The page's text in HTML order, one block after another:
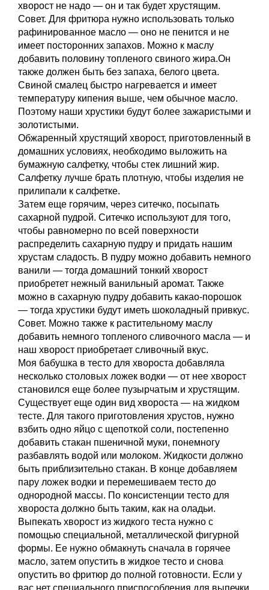
хворост не надо — он и так будет хрустящим.
Совет. Для фритюра нужно использовать только
рафинированное масло — оно не пенится и не
имеет посторонних запахов. Можно к маслу
добавить половину топленого свиного жира.Он
также должен быть без запаха, белого цвета.
Свиной смалец быстро нагревается и имеет
температуру кипения выше, чем обычное масло.
Поэтому наши хрустики будут более зажаристыми и
золотистыми.
Обжаренный хрустящий хворост, приготовленный в
домашних условиях, необходимо выложить на
бумажную салфетку, чтобы стек лишний жир.
Салфетку лучше брать плотную, чтобы изделия не
прилипали к салфетке.
Затем еще горячим, через ситечко, посыпать
сахарной пудрой. Ситечко используют для того,
чтобы равномерно по всей поверхности
распределить сахарную пудру и придать нашим
хрустам сладость. В пудру можно добавить немного
ванили — тогда домашний тонкий хворост
приобретет нежный ванильный аромат. Также
можно в сахарную пудру добавить какао-порошок
— тогда хрустики будут иметь шоколадный привкус.
Совет. Можно также к растительному маслу
добавить немного топленого сливочного масла — и
наш хворост приобретает сливочный вкус.
Моя бабушка в тесто для хвороста добавляла
несколько столовых ложек водки — от нее хворост
становился еще более пузырчатым и хрустящим.
Существует еще один вид хвороста — на жидком
тесте. Для такого приготовления хрустов, нужно
взбить одно яйцо с щепоткой соли, постепенно
добавить стакан пшеничной муки, понемногу
разбавлять водой или молоком. Жидкости должно
быть приблизительно стакан. В конце добавляем
пару ложек водки и перемешиваем тесто до
однородной массы. По консистенции тесто для
хвороста должно быть таким, как на оладьи.
Выпекать хворост из жидкого теста нужно с
помощью специальной, металлической фигурной
формы. Ее нужно обмакнуть сначала в горячее
масло, затем опустить в жидкое тесто и снова
опустить во фритюр до полной готовности. Если у
вас нет специального приспособления для выпечки